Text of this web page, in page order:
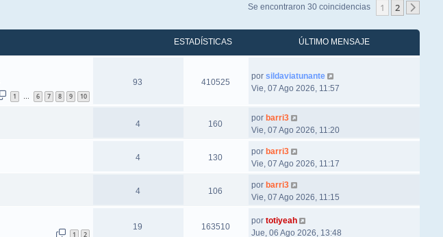
Se encontraron 30 coincidencias 1 2
ESTADÍSTICAS ÚLTIMO MENSAJE
1 6 7 8 9 10
93 410525
por sildaviatunante
Vie, 07 Ago 2026, 11:57
4 160
por barri3
Vie, 07 Ago 2026, 11:20
4 130
por barri3
Vie, 07 Ago 2026, 11:17
4 106
por barri3
Vie, 07 Ago 2026, 11:15
1 2
19 163510
por totiyeah
Jue, 06 Ago 2026, 13:48